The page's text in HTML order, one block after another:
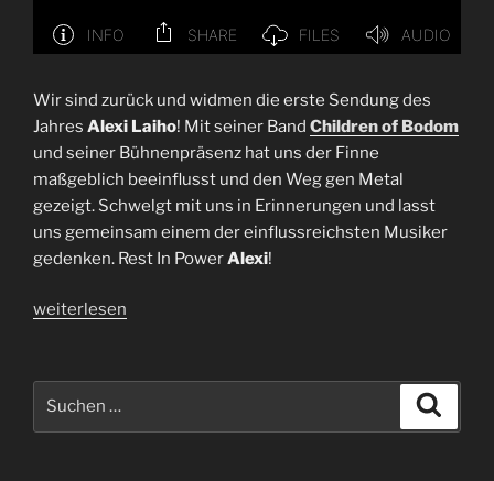
Wir sind zurück und widmen die erste Sendung des
Jahres Alexi Laiho! Mit seiner Band Children of Bodom
und seiner Bühnenpräsenz hat uns der Finne
maßgeblich beeinflusst und den Weg gen Metal
gezeigt. Schwelgt mit uns in Erinnerungen und lasst
uns gemeinsam einem der einflussreichsten Musiker
gedenken. Rest In PowerAlexi!
„Folge
We
Are
weiterlesen